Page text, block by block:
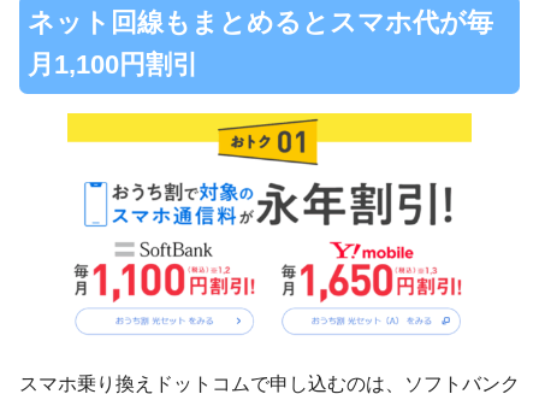
ネット回線もまとめるとスマホ代が毎
月1,100円割引
スマホ乗り換えドットコムで申し込むのは、ソフトバンク